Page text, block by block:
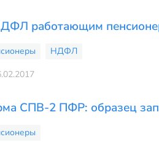
работающим
НДФЛ
СПВ-2 ПФР: образец